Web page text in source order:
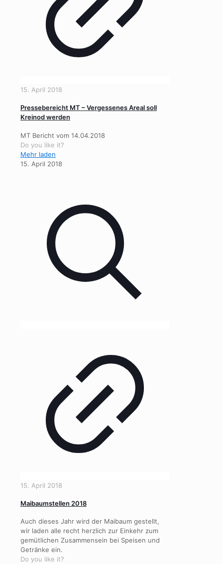
15. April 2018
Pressebereicht MT – Vergessenes Areal soll
Kreinod werden
MT Bericht vom 14.04.2018
Do you like it?
Mehr laden
15. April 2018
15. April 2018
Maibaumstellen 2018
Auch dieses Jahr wird der Maibaum gestellt,
wir laden alle recht herzlich zur Einkehr zum
gemütlichen Zusammensein bei Speisen und
Getränke ein.
Do you like it?